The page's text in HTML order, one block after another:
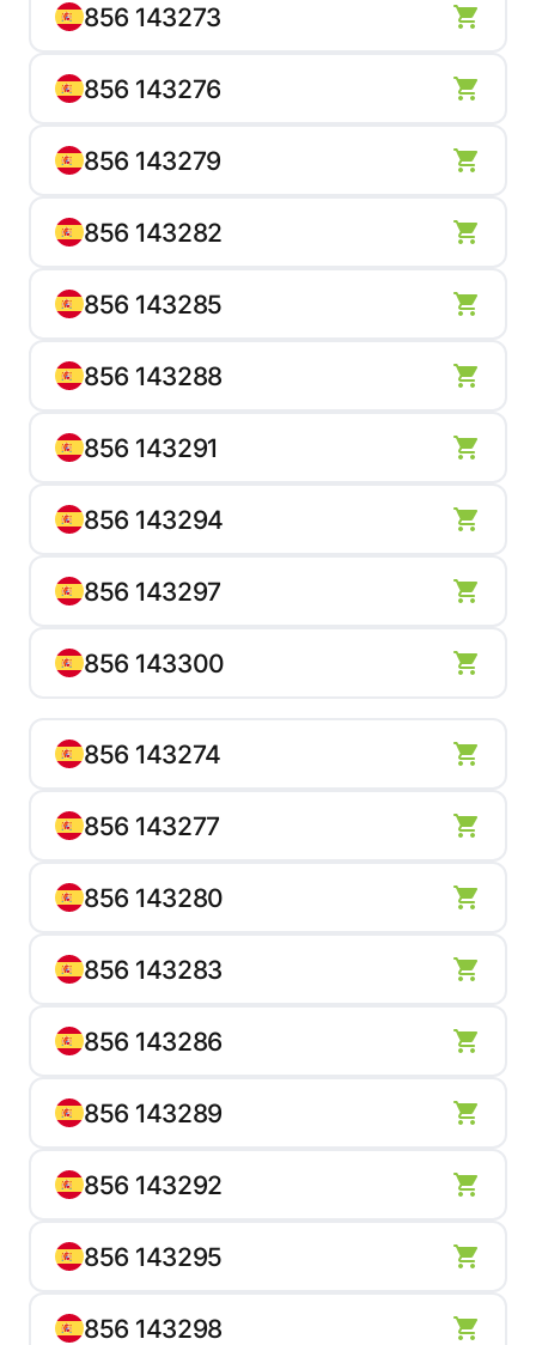
856 143273
856 143276
856 143279
856 143282
856 143285
856 143288
856 143291
856 143294
856 143297
856 143300
856 143274
856 143277
856 143280
856 143283
856 143286
856 143289
856 143292
856 143295
856 143298